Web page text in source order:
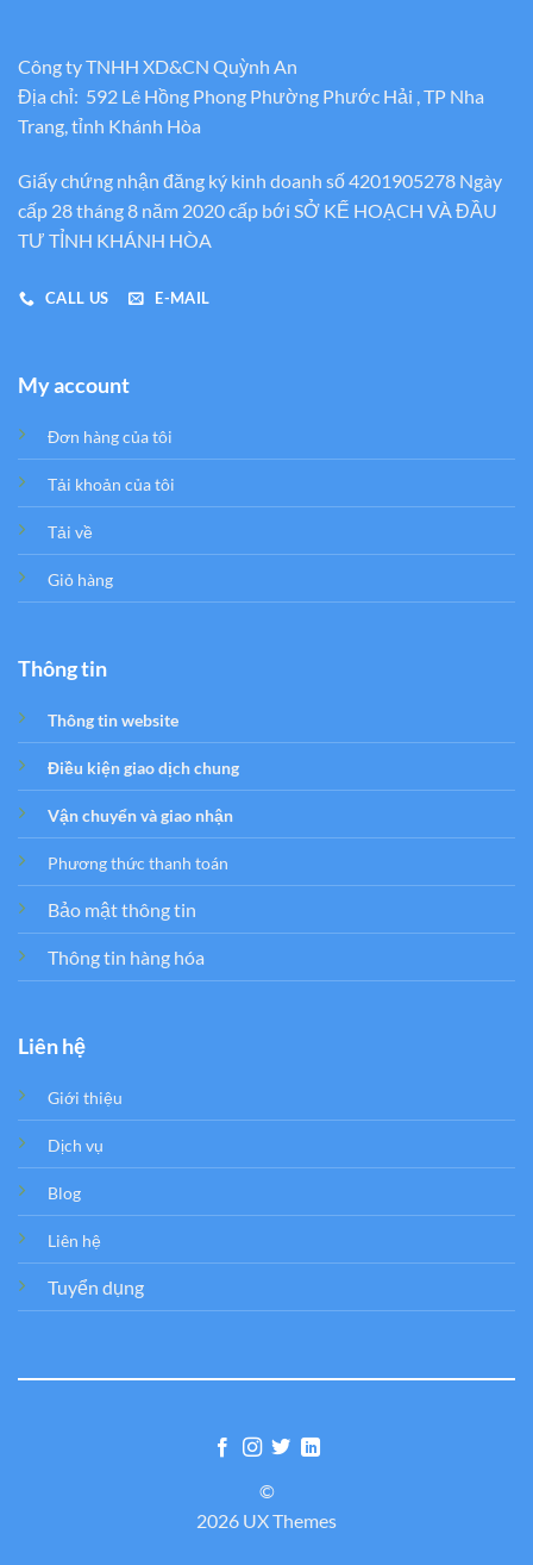
Công ty TNHH XD&CN Quỳnh An
Địa chỉ: 592 Lê Hồng Phong Phường Phước Hải , TP Nha
Trang, tỉnh Khánh Hòa
Giấy chứng nhận đăng ký kinh doanh số 4201905278 Ngày
cấp 28 tháng 8 năm 2020 cấp bới SỞ KẾ HOẠCH VÀ ĐẦU
TƯ TỈNH KHÁNH HÒA
CALL US E-MAIL
My account
Đơn hàng của tôi
Tải khoản của tôi
Tải về
Giỏ hàng
Thông tin
Thông tin website
Điều kiện giao dịch chung
Vận chuyển và giao nhận
Phương thức thanh toán
Bảo mật thông tin
Thông tin hàng hóa
Liên hệ
Giới thiệu
Dịch vụ
Blog
Liên hệ
Tuyển dụng
©
2026 UX Themes